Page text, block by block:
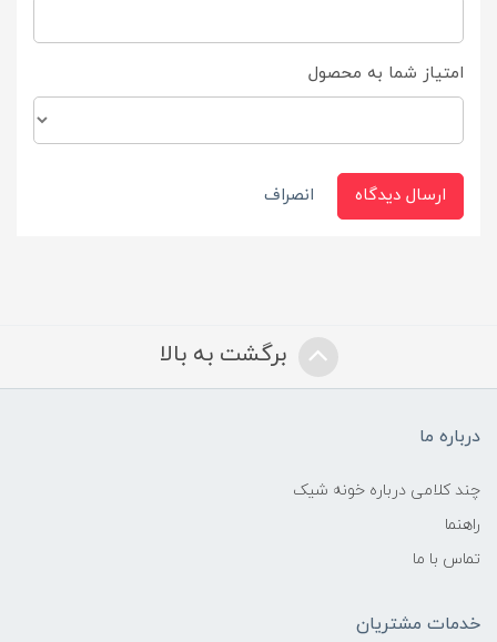
امتیاز شما به محصول
ارسال دیدگاه انصراف
برگشت به بالا
درباره ما
چند کلامی درباره خونه شیک
راهنما
تماس با ما
خدمات مشتریان